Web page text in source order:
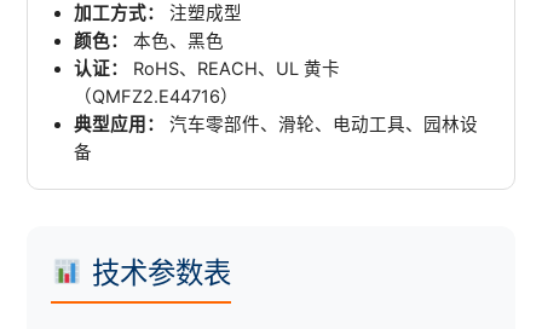
加工方式：
注塑成型
颜色：
本色、黑色
认证：
RoHS、REACH、UL 黄卡
（QMFZ2.E44716）
典型应用：
汽车零部件、滑轮、电动工具、园林设
备
技术参数表